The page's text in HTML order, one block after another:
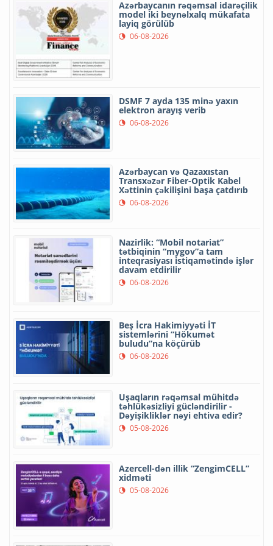
Azərbaycanın rəqəmsal idarəçilik
model iki beynəlxalq mükafata
layiq görülüb
06-08-2026
DSMF 7 ayda 135 minə yaxın
elektron arayış verib
06-08-2026
Azərbaycan və Qazaxıstan
Transxəzər Fiber-Optik Kabel
Xəttinin çəkilişini başa çatdırıb
06-08-2026
Nazirlik: “Mobil notariat”
tətbiqinin “mygov”a tam
inteqrasiyası istiqamətində işlər
davam etdirilir
06-08-2026
Beş İcra Hakimiyyəti İT
sistemlərini “Hökumət
buludu”na köçürüb
06-08-2026
Uşaqların rəqəmsal mühitdə
təhlükəsizliyi gücləndirilir -
Dəyişikliklər nəyi ehtiva edir?
05-08-2026
Azercell-dən illik “ZengimCELL”
xidməti
05-08-2026